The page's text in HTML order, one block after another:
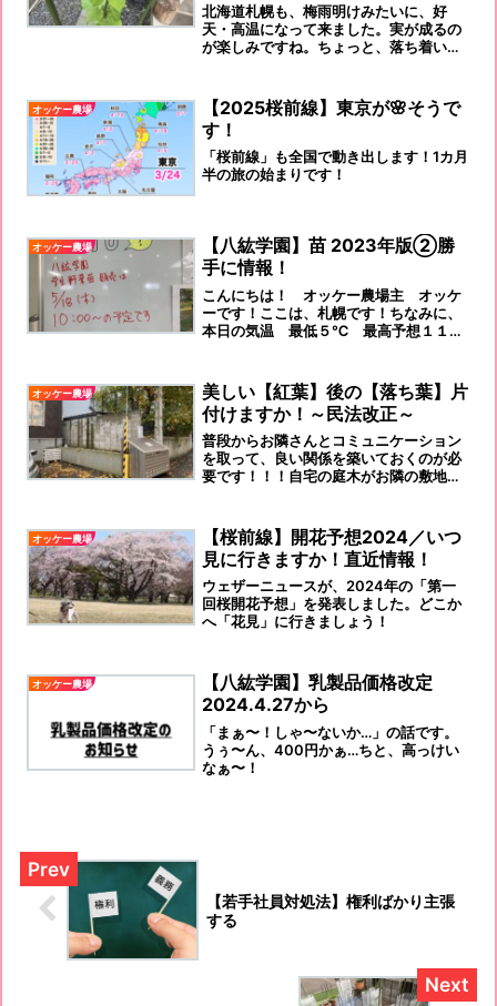
北海道札幌も、梅雨明けみたいに、好
天・高温になって来ました。実が成るの
が楽しみですね。ちょっと、落ち着いて
が、、、体温を超える気温は、ダメです
よねー
オッケー農場
【2025桜前線】東京が🌸そうで
す！
「桜前線」も全国で動き出します！1カ月
半の旅の始まりです！
オッケー農場
【八紘学園】苗 2023年版②勝
手に情報！
こんにちは！ オッケー農場主 オッケ
ーです！ここは、札幌です！ちなみに、
本日の気温 最低５℃ 最高予想１１℃
んたって、八重桜がやっと満開ですか
ら！読者の方々で、沖縄、九州、関西方
面の方も多くいらっしゃるので、コメン
トをいただくのですが、地球儀では、ち
っぽけな島国ですが、、気候が、まった
く違いますよね！改めて思う次第です。
八紘学...
オッケー農場
美しい【紅葉】後の【落ち葉】片
付けますか！～民法改正～
普段からお隣さんとコミュニケーション
を取って、良い関係を築いておくのが必
要です！！！自宅の庭木がお隣の敷地ま
ち木」と「落ち葉・枯れ葉」も同様な扱
いとなるようです。結論！そこに住む住
人としての「マナー」でしょう！落ち葉
枯れ葉の清掃は！
オッケー農場
【桜前線】開花予想2024／いつ
見に行きますか！直近情報！
ウェザーニュースが、2024年の「第一
回桜開花予想」を発表しました。どこか
へ「花見」に行きましょう！
オッケー農場
【八紘学園】乳製品価格改定
2024.4.27から
「まぁ〜！しゃ〜ないか…」の話です。
うぅ〜ん、400円かぁ…ちと、高っけい
なぁ〜！
【若手社員対処法】権利ばかり主張
する